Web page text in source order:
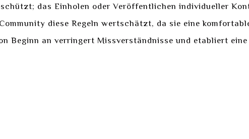
das Einholen oder Veröffentlichen individueller
diese Regeln wertschätzt, da sie eine
Beginn an verringert Missverständnisse und etabliert